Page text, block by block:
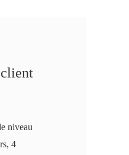
niveau
4